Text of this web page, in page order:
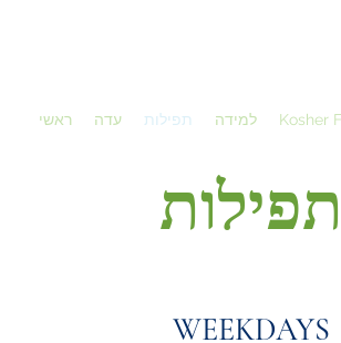
ראשי עדה תפילות למידה Kosher
תפילות
WEEKDAYS